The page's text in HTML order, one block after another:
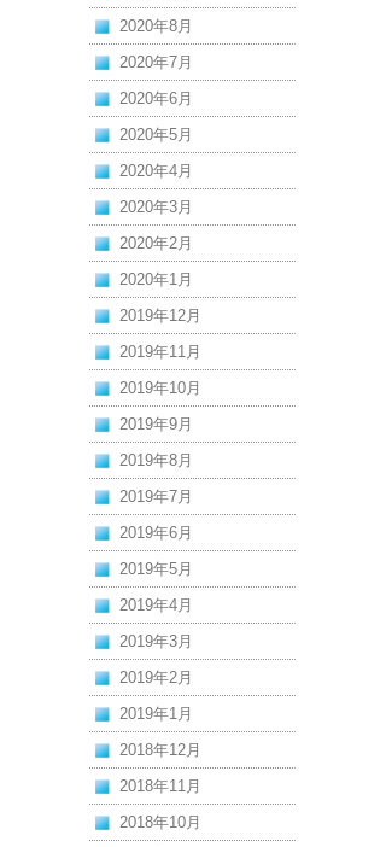
2020年8月
2020年7月
2020年6月
2020年5月
2020年4月
2020年3月
2020年2月
2020年1月
2019年12月
2019年11月
2019年10月
2019年9月
2019年8月
2019年7月
2019年6月
2019年5月
2019年4月
2019年3月
2019年2月
2019年1月
2018年12月
2018年11月
2018年10月